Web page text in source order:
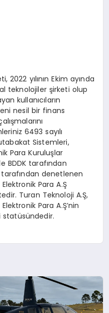
2022 yılının Ekim ayında
teknolojiler şirketi olup
kullanıcıların
nesil bir finans
6493 sayılı
Sistemleri,
Para Kuruluşlar
BDDK tarafından
denetlenen
Para A.Ş
Turan Teknoloji A.Ş,
Para A.Ş’nin
statüsündedir.